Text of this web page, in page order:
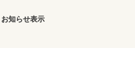
お知らせ表示